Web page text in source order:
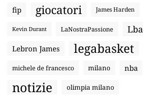
fip giocatori James Harden
Kevin Durant LaNostraPassione Lba
Lebron James legabasket
michele de francesco milano nba
notizie olimpia milano